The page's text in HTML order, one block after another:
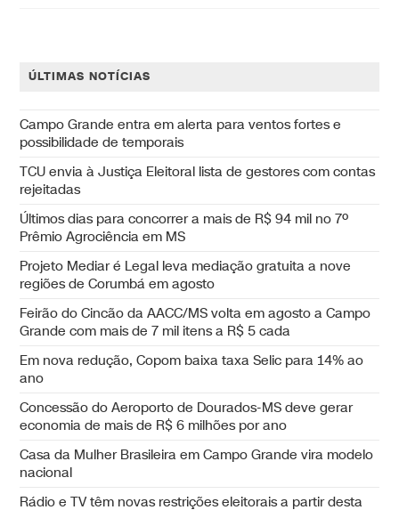
ÚLTIMAS NOTÍCIAS
Campo Grande entra em alerta para ventos fortes e
possibilidade de temporais
TCU envia à Justiça Eleitoral lista de gestores com contas
rejeitadas
Últimos dias para concorrer a mais de R$ 94 mil no 7º
Prêmio Agrociência em MS
Projeto Mediar é Legal leva mediação gratuita a nove
regiões de Corumbá em agosto
Feirão do Cincão da AACC/MS volta em agosto a Campo
Grande com mais de 7 mil itens a R$ 5 cada
Em nova redução, Copom baixa taxa Selic para 14% ao
ano
Concessão do Aeroporto de Dourados-MS deve gerar
economia de mais de R$ 6 milhões por ano
Casa da Mulher Brasileira em Campo Grande vira modelo
nacional
Rádio e TV têm novas restrições eleitorais a partir desta